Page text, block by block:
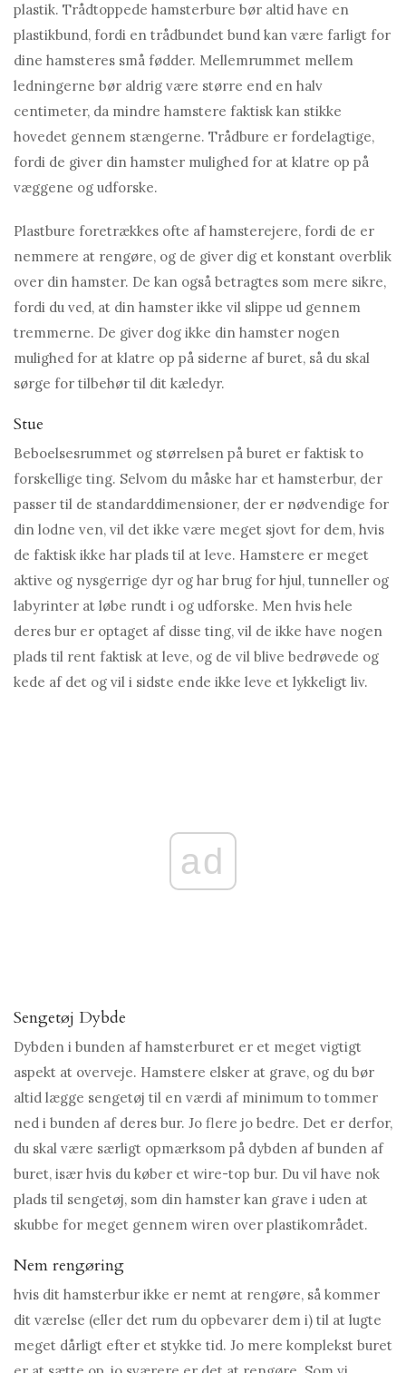
plastik. Trådtoppede hamsterbure bør altid have en
plastikbund, fordi en trådbundet bund kan være farligt for
dine hamsteres små fødder. Mellemrummet mellem
ledningerne bør aldrig være større end en halv
centimeter, da mindre hamstere faktisk kan stikke
hovedet gennem stængerne. Trådbure er fordelagtige,
fordi de giver din hamster mulighed for at klatre op på
væggene og udforske.
Plastbure foretrækkes ofte af hamsterejere, fordi de er
nemmere at rengøre, og de giver dig et konstant overblik
over din hamster. De kan også betragtes som mere sikre,
fordi du ved, at din hamster ikke vil slippe ud gennem
tremmerne. De giver dog ikke din hamster nogen
mulighed for at klatre op på siderne af buret, så du skal
sørge for tilbehør til dit kæledyr.
Stue
Beboelsesrummet og størrelsen på buret er faktisk to
forskellige ting. Selvom du måske har et hamsterbur, der
passer til de standarddimensioner, der er nødvendige for
din lodne ven, vil det ikke være meget sjovt for dem, hvis
de faktisk ikke har plads til at leve. Hamstere er meget
aktive og nysgerrige dyr og har brug for hjul, tunneller og
labyrinter at løbe rundt i og udforske. Men hvis hele
deres bur er optaget af disse ting, vil de ikke have nogen
plads til rent faktisk at leve, og de vil blive bedrøvede og
kede af det og vil i sidste ende ikke leve et lykkeligt liv.
ad
Sengetøj Dybde
Dybden i bunden af ​​hamsterburet er et meget vigtigt
aspekt at overveje. Hamstere elsker at grave, og du bør
altid lægge sengetøj til en værdi af minimum to tommer
ned i bunden af ​​deres bur. Jo flere jo bedre. Det er derfor,
du skal være særligt opmærksom på dybden af ​​bunden af ​​
buret, især hvis du køber et wire-top bur. Du vil have nok
plads til sengetøj, som din hamster kan grave i uden at
skubbe for meget gennem wiren over plastikområdet.
Nem rengøring
hvis dit hamsterbur ikke er nemt at rengøre, så kommer
dit værelse (eller det rum du opbevarer dem i) til at lugte
meget dårligt efter et stykke tid. Jo mere komplekst buret